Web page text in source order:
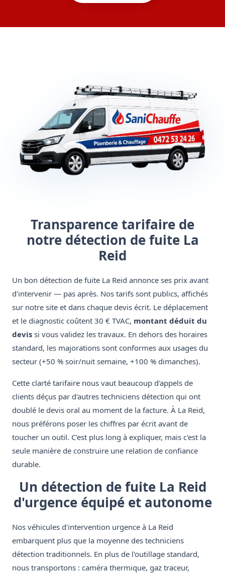
Transparence tarifaire de
notre détection de fuite La
Reid
Un bon détection de fuite La Reid annonce ses prix avant
d'intervenir — pas après. Nos tarifs sont publics, affichés
sur notre site et dans chaque devis écrit. Le déplacement
et le diagnostic coûtent 30 € TVAC, montant déduit du
devis si vous validez les travaux. En dehors des horaires
standard, les majorations sont conformes aux usages du
secteur (+50 % soir/nuit semaine, +100 % dimanches).
Cette clarté tarifaire nous vaut beaucoup d'appels de
clients déçus par d'autres techniciens détection qui ont
doublé le devis oral au moment de la facture. À La Reid,
nous préférons poser les chiffres par écrit avant de
toucher un outil. C'est plus long à expliquer, mais c'est la
seule manière de construire une relation de confiance
durable.
Un détection de fuite La Reid
d'urgence équipé et autonome
Nos véhicules d'intervention urgence à La Reid
embarquent plus que la moyenne des techniciens
détection traditionnels. En plus de l'outillage standard,
nous transportons : caméra thermique, gaz traceur,